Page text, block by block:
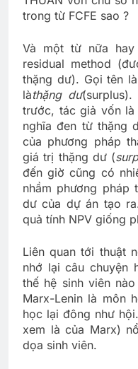
trong từ FCFE sao ?
Và một từ nữa
residual method
thặng dư). Gọi tên
làthặng dư
trước, tác giả vốn là
nghĩa đen từ thặng
của phương pháp
giá trị thặng dư (
đến giờ cũng có
nhầm phương pháp
dư của dự án tạo
quả tính NPV giống
Liên quan tới thuật
nhớ lại câu chuyện
thế hệ sinh viên
Marx-Lenin là môn
học lại đông như
xem là của Marx)
dọa sinh viên.